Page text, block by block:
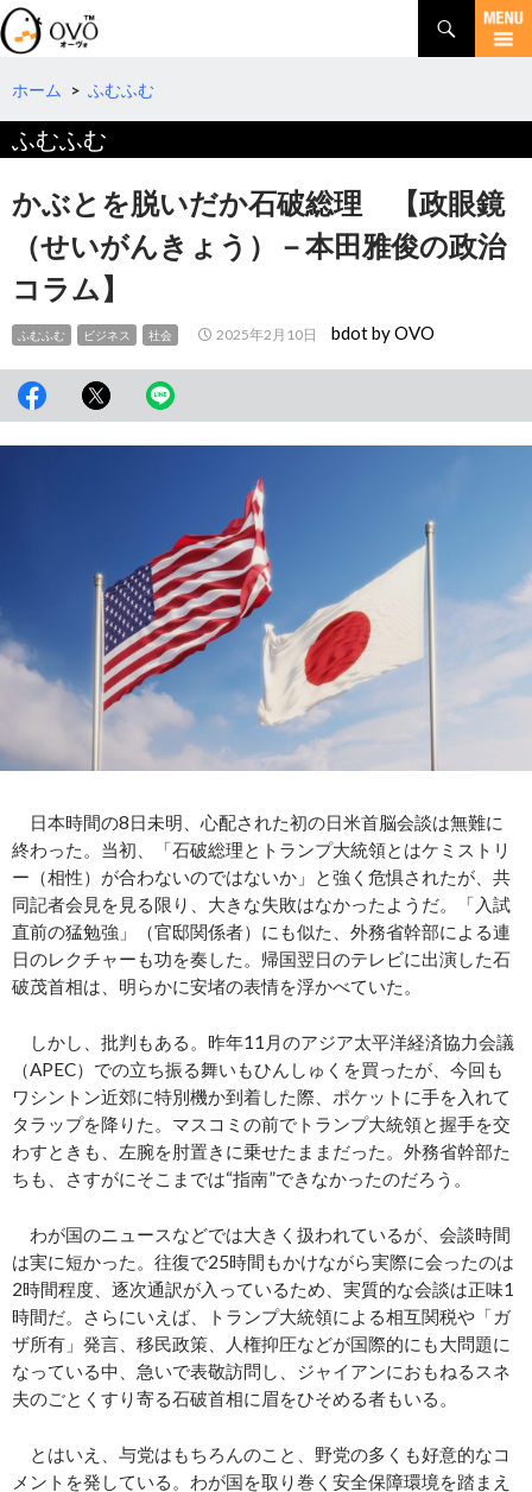
検
索
コ
テ
へ
動
ホーム > ふむふむ
ふむふむ
かぶとを脱いだか石破総理 【政眼鏡
（せいがんきょう）－本田雅俊の政治
コラム】
ふむふむ ビジネス 社会 2025年2月10日 bdot by OVO
日本時間の8日未明、心配された初の日米首脳会談は無難に
終わった。当初、「石破総理とトランプ大統領とはケミストリ
ー（相性）が合わないのではないか」と強く危惧されたが、共
同記者会見を見る限り、大きな失敗はなかったようだ。「入試
直前の猛勉強」（官邸関係者）にも似た、外務省幹部による連
日のレクチャーも功を奏した。帰国翌日のテレビに出演した石
破茂首相は、明らかに安堵の表情を浮かべていた。
しかし、批判もある。昨年11月のアジア太平洋経済協力会議
（APEC）での立ち振る舞いもひんしゅくを買ったが、今回も
ワシントン近郊に特別機か到着した際、ポケットに手を入れて
タラップを降りた。マスコミの前でトランプ大統領と握手を交
わすときも、左腕を肘置きに乗せたままだった。外務省幹部た
ちも、さすがにそこまでは“指南”できなかったのだろう。
わが国のニュースなどでは大きく扱われているが、会談時間
は実に短かった。往復で25時間もかけながら実際に会ったのは
2時間程度、逐次通訳が入っているため、実質的な会談は正味1
時間だ。さらにいえば、トランプ大統領による相互関税や「ガ
ザ所有」発言、移民政策、人権抑圧などが国際的にも大問題に
なっている中、急いで表敬訪問し、ジャイアンにおもねるスネ
夫のごとくすり寄る石破首相に眉をひそめる者もいる。
とはいえ、与党はもちろんのこと、野党の多くも好意的なコ
メントを発している。わが国を取り巻く安全保障環境を踏まえ